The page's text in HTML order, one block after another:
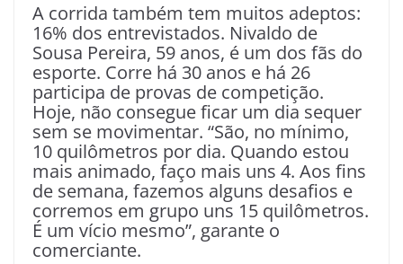
A corrida também tem muitos adeptos:
16% dos entrevistados. Nivaldo de
Sousa Pereira, 59 anos, é um dos fãs do
esporte. Corre há 30 anos e há 26
participa de provas de competição.
Hoje, não consegue ficar um dia sequer
sem se movimentar. “São, no mínimo,
10 quilômetros por dia. Quando estou
mais animado, faço mais uns 4. Aos fins
de semana, fazemos alguns desafios e
corremos em grupo uns 15 quilômetros.
É um vício mesmo”, garante o
comerciante.